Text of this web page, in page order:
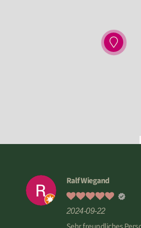
Ralf Wiegand
2024-09-22